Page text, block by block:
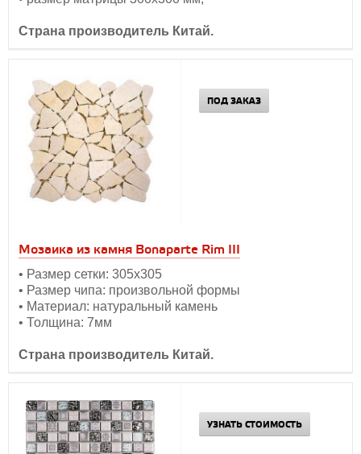
Страна производитель Китай.
Мозаика из камня Bonaparte Rim III
• Размер сетки: 305х305
• Размер чипа: произвольной формы
• Материал: натуральный камень
• Толщина: 7мм
Страна производитель Китай.
ПОД ЗАКАЗ
УЗНАТЬ СТОИМОСТЬ